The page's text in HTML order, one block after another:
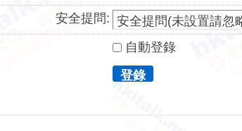
安全提問:
自動登錄
登錄